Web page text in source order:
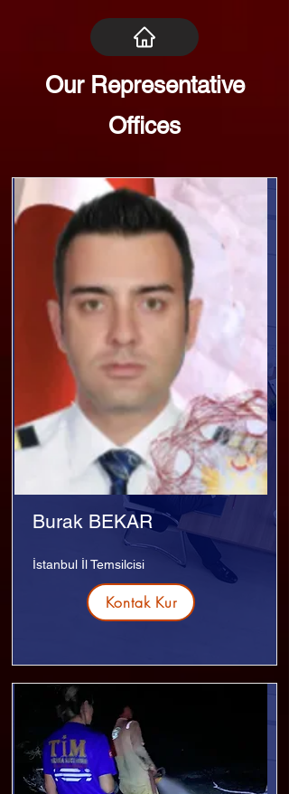
Our Representative
Offices
Burak BEKAR
İstanbul İl Temsilcisi
Kontak Kur